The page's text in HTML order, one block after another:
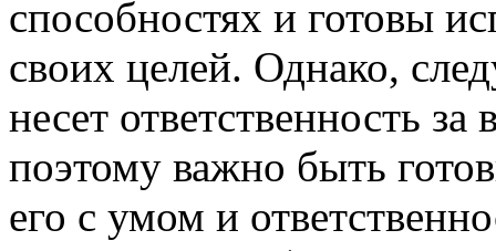
способностях и готовы
своих целей. Однако,
несет ответственность
поэтому важно быть
его с умом и